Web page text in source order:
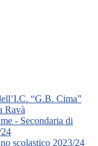
“G.B. Cima”
Ravà
- Secondaria di
scolastico 2023/24